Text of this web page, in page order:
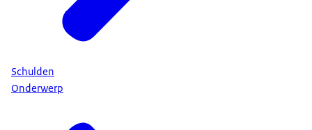
Schulden
Onderwerp